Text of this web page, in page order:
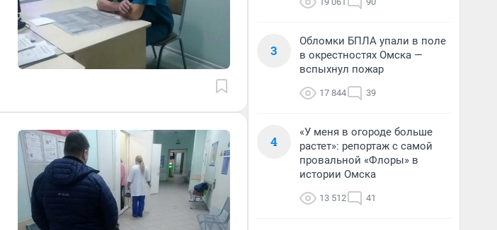
3
Обломки БПЛА упали в поле
в окрестностях Омска —
вспыхнул пожар
17 844 39
4
«У меня в огороде больше
растет»: репортаж с самой
провальной «Флоры» в
истории Омска
13 512 41